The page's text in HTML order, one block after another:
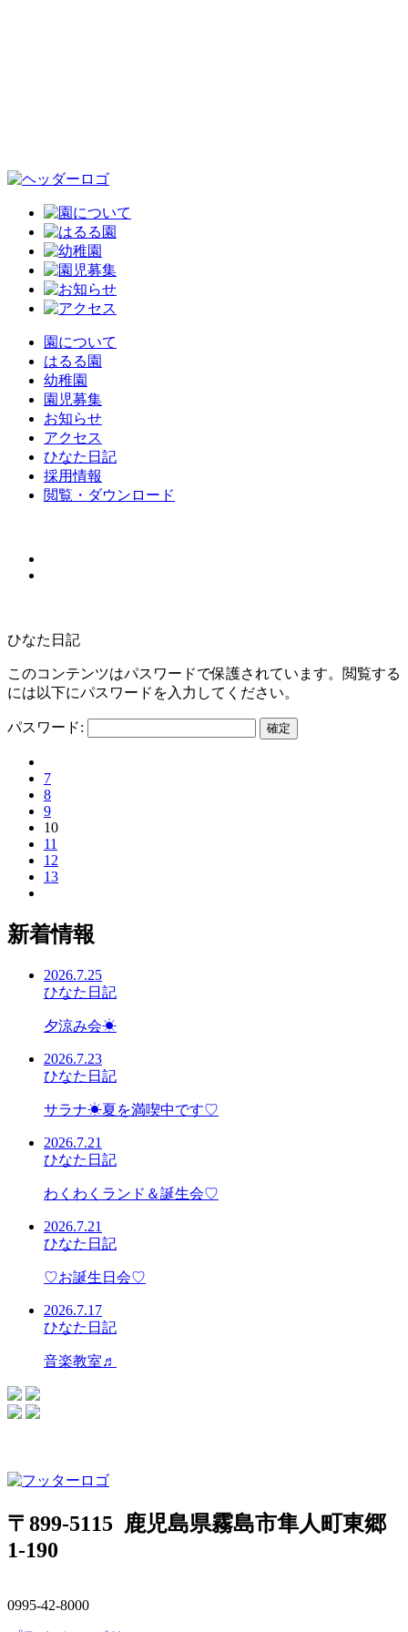
園について
はるる園
幼稚園
園児募集
お知らせ
アクセス
ひなた日記
採用情報
閲覧・ダウンロード
ひなた日記
このコンテンツはパスワードで保護されています。閲覧する
には以下にパスワードを入力してください。
パスワード:
7
8
9
10
11
12
13
新着情報
2026.7.25
ひなた日記
夕涼み会☀
2026.7.23
ひなた日記
サラナ☀夏を満喫中です♡
2026.7.21
ひなた日記
わくわくランド＆誕生会♡
2026.7.21
ひなた日記
♡お誕生日会♡
2026.7.17
ひなた日記
音楽教室♬
〒899-5115 鹿児島県霧島市隼人町東郷
1-190
0995-42-8000